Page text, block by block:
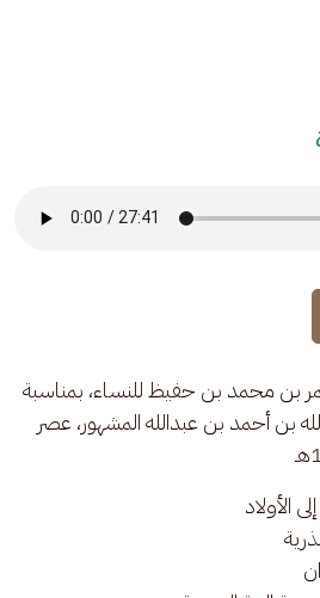
بن محمد بن حفيظ للنساء، بمناسبة
بن أحمد بن عبدالله المشهور، عصر